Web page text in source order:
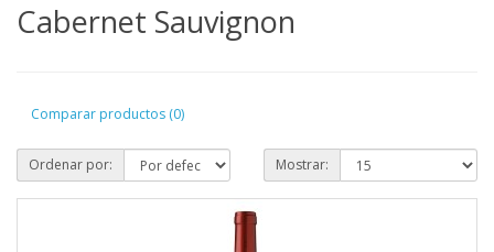
Cabernet Sauvignon
Comparar productos (0)
Ordenar por: Mostrar: